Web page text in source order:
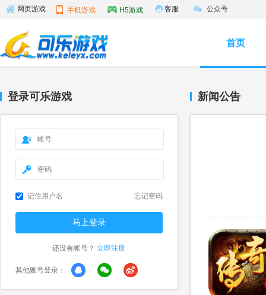
网页游戏 手机游戏 H5游戏 客服 公众号
首页
登录可乐游戏
记住用户名 忘记密码
还没有帐号？ 立即注册
其他账号登录：
新闻公告